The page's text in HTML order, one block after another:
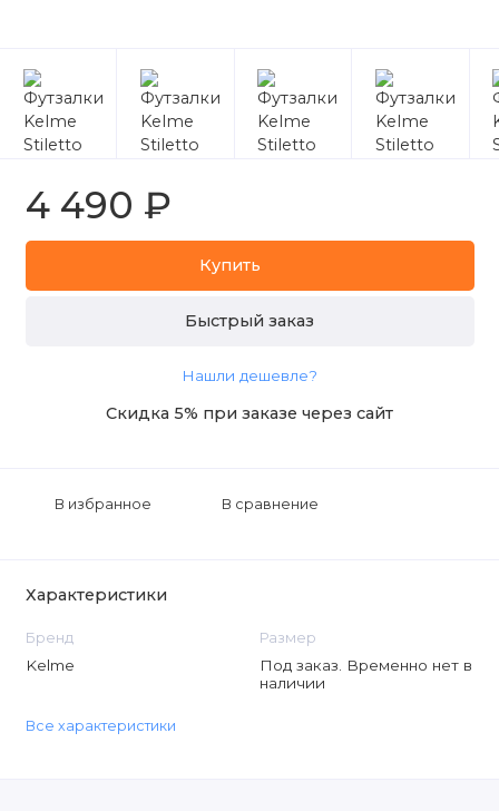
4 490 ₽
Купить
Быстрый заказ
Нашли дешевле?
Скидка 5% при заказе через сайт
В избранное В сравнение
Характеристики
Бренд
Kelme
Размер
Под заказ. Временно нет в
наличии
Все характеристики